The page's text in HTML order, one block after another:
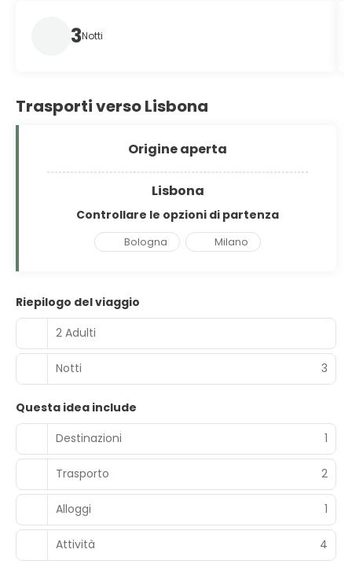
3Notti
Trasporti verso Lisbona
Origine aperta
Lisbona
Controllare le opzioni di partenza
Bologna Milano
Riepilogo del viaggio
2 Adulti
Notti 3
Questa idea include
Destinazioni
1
Trasporto 2
Alloggi 1
Attività 4